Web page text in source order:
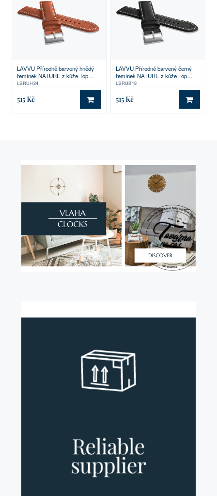
LAVVU Přírodně barvený hnědý
řemínek NATURE z kůže Top
Grain - 24
LSRUH24
515 Kč DO KOŠÍKU
LAVVU Přírodně barvený černý
řemínek NATURE z kůže Top
Grain - 18
LSRUB18
515 Kč DO